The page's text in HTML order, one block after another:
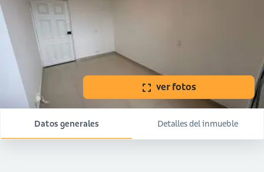
ver fotos
Datos generales Detalles del inmueble